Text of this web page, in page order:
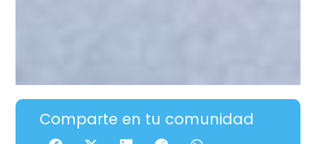
Comparte en tu comunidad